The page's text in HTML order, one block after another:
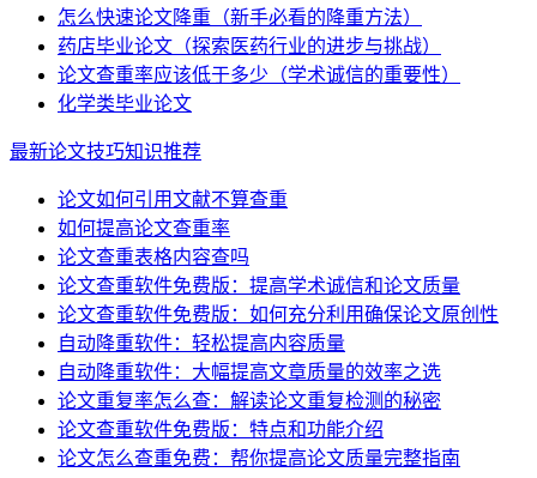
怎么快速论文降重（新手必看的降重方法）
药店毕业论文（探索医药行业的进步与挑战）
论文查重率应该低于多少（学术诚信的重要性）
化学类毕业论文
最新论文技巧知识推荐
论文如何引用文献不算查重
如何提高论文查重率
论文查重表格内容查吗
论文查重软件免费版：提高学术诚信和论文质量
论文查重软件免费版：如何充分利用确保论文原创性
自动降重软件：轻松提高内容质量
自动降重软件：大幅提高文章质量的效率之选
论文重复率怎么查：解读论文重复检测的秘密
论文查重软件免费版：特点和功能介绍
论文怎么查重免费：帮你提高论文质量完整指南